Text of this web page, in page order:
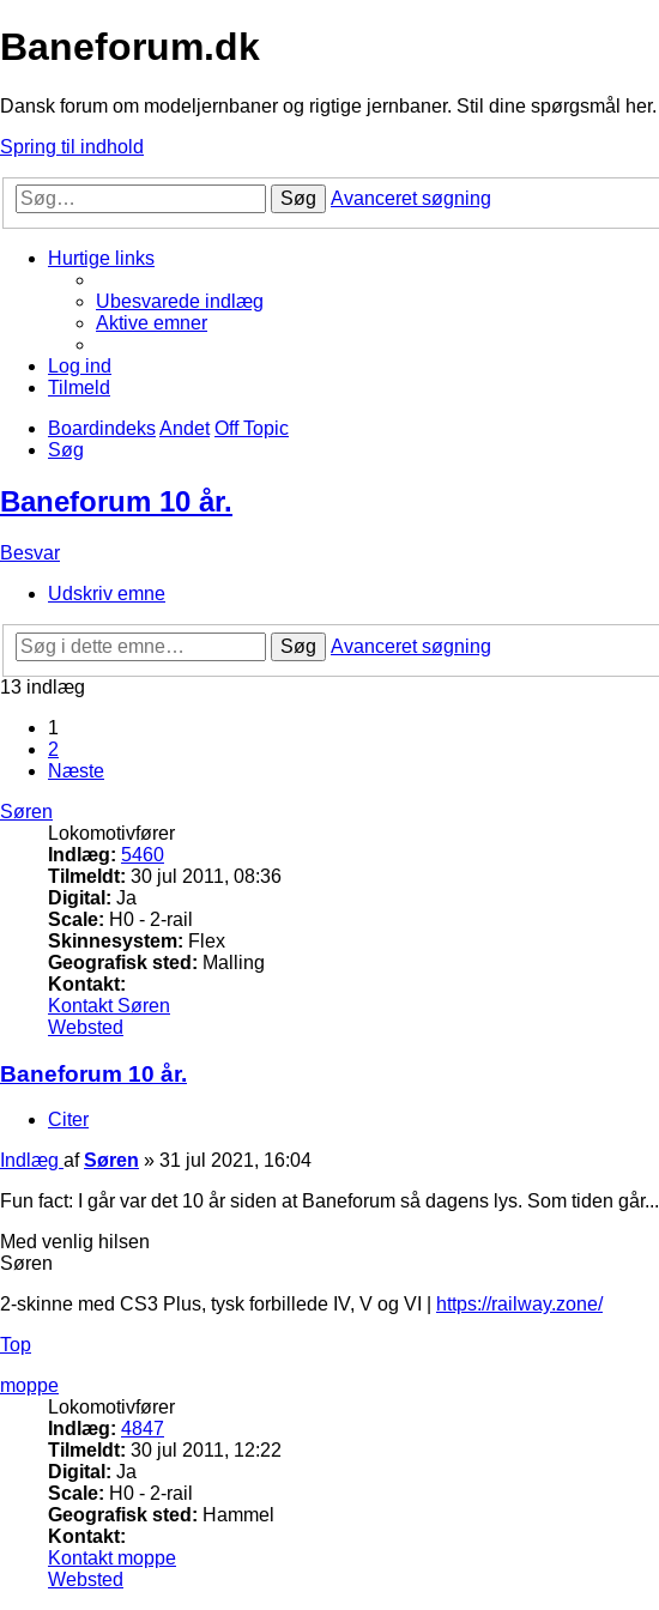
Baneforum.dk
Dansk forum om modeljernbaner og rigtige jernbaner. Stil dine spørgsmål her.
Spring til indhold
Søg Avanceret søgning
Hurtige links
Ubesvarede indlæg
Aktive emner
Log ind
Tilmeld
BoardindeksAndet Off Topic
Søg
Baneforum 10 år.
Besvar
Udskriv emne
Søg
Avanceret søgning
13 indlæg
1
2
Næste
Søren
Lokomotivfører
Indlæg: 5460
Tilmeldt: 30 jul 2011, 08:36
Digital: Ja
Scale: H0 - 2-rail
Skinnesystem: Flex
Geografisk sted: Malling
Kontakt:
Kontakt Søren
Websted
Baneforum 10 år.
Citer
Indlæg afSøren » 31 jul 2021, 16:04
Fun fact: I går var det 10 år siden at Baneforum så dagens lys. Som tiden går...
Med venlig hilsen
Søren
2-skinne med CS3 Plus, tysk forbillede IV, V og VI |
https://railway.zone/
Top
moppe
Lokomotivfører
Indlæg: 4847
Tilmeldt: 30 jul 2011, 12:22
Digital: Ja
Scale: H0 - 2-rail
Geografisk sted: Hammel
Kontakt:
Kontakt moppe
Websted